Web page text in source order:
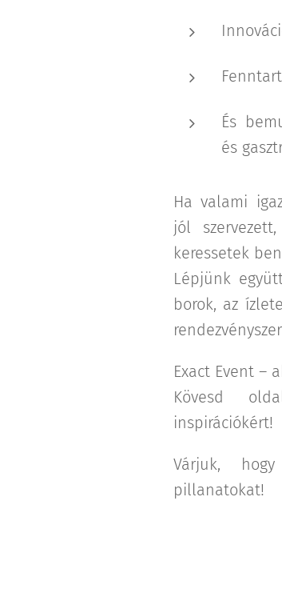
És
és
Ha valami
jól
keressetek
Lépjünk
borok, az
Exact Event –
Kövesd
inspirációkért!
Várjuk,
pillanatokat!